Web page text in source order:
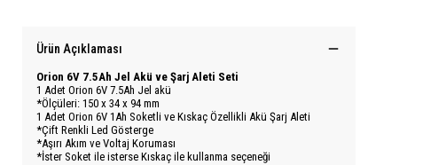
Ürün Açıklaması
Orion 6V 7.5Ah Jel Akü ve Şarj Aleti Seti
1 Adet Orion 6V 7.5Ah Jel akü
*Ölçüleri: 150 x 34 x 94 mm
1 Adet Orion 6V 1Ah Soketli ve Kıskaç Özellikli Akü Şarj Aleti
*Çift Renkli Led Gösterge
*Aşırı Akım ve Voltaj Koruması
*İster Soket ile isterse Kıskaç ile kullanma seçeneği